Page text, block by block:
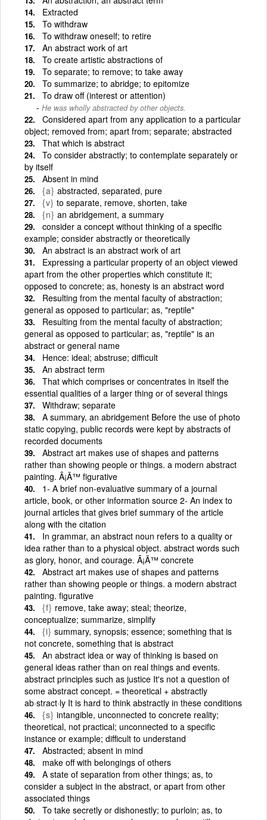
Extracted
To withdraw
To withdraw oneself; to retire
An abstract work of art
To create artistic abstractions of
To separate; to remove; to take away
To summarize; to abridge; to epitomize
To draw off (interest or attention)
He was wholly abstracted by other objects.
Considered apart from any application to a particular
object; removed from; apart from; separate; abstracted
That which is abstract
To consider abstractly; to contemplate separately or
by itself
Absent in mind
{a} abstracted, separated, pure
{v} to separate, remove, shorten, take
{n} an abridgement, a summary
consider a concept without thinking of a specific
example; consider abstractly or theoretically
An abstract is an abstract work of art
Expressing a particular property of an object viewed
apart from the other properties which constitute it;
opposed to concrete; as, honesty is an abstract word
Resulting from the mental faculty of abstraction;
general as opposed to particular; as, "reptile"
Resulting from the mental faculty of abstraction;
general as opposed to particular; as, "reptile" is an
abstract or general name
Hence: ideal; abstruse; difficult
An abstract term
That which comprises or concentrates in itself the
essential qualities of a larger thing or of several things
Withdraw; separate
A summary, an abridgement Before the use of photo
static copying, public records were kept by abstracts of
recorded documents
Abstract art makes use of shapes and patterns
rather than showing people or things. a modern abstract
painting. Â¡Ã™ figurative
1- A brief non-evaluative summary of a journal
article, book, or other information source 2- An index to
journal articles that gives brief summary of the article
along with the citation
In grammar, an abstract noun refers to a quality or
idea rather than to a physical object. abstract words such
as glory, honor, and courage. Â¡Ã™ concrete
Abstract art makes use of shapes and patterns
rather than showing people or things. a modern abstract
painting. figurative
{f} remove, take away; steal; theorize,
conceptualize; summarize, simplify
{i} summary, synopsis; essence; something that is
not concrete, something that is abstract
An abstract idea or way of thinking is based on
general ideas rather than on real things and events.
abstract principles such as justice It's not a question of
some abstract concept. = theoretical + abstractly
ab·stract·ly It is hard to think abstractly in these conditions
{s} intangible, unconnected to concrete reality;
theoretical, not practical; unconnected to a specific
instance or example; difficult to understand
Abstracted; absent in mind
make off with belongings of others
A state of separation from other things; as, to
consider a subject in the abstract, or apart from other
associated things
To take secretly or dishonestly; to purloin; as, to